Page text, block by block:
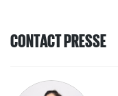
CONTACT PRESSE